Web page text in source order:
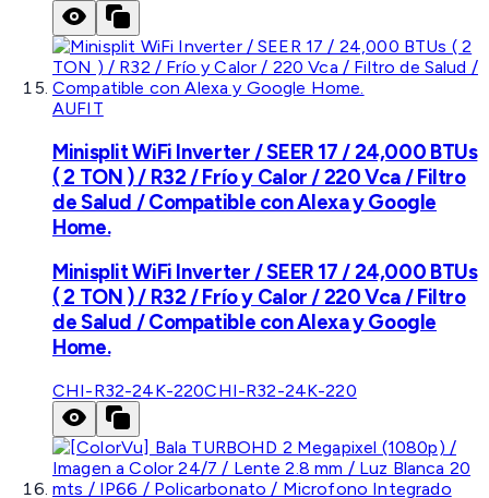
AUFIT
Minisplit WiFi Inverter / SEER 17 / 24,000 BTUs
( 2 TON ) / R32 / Frío y Calor / 220 Vca / Filtro
de Salud / Compatible con Alexa y Google
Home.
Minisplit WiFi Inverter / SEER 17 / 24,000 BTUs
( 2 TON ) / R32 / Frío y Calor / 220 Vca / Filtro
de Salud / Compatible con Alexa y Google
Home.
CHI-R32-24K-220CHI-R32-24K-220